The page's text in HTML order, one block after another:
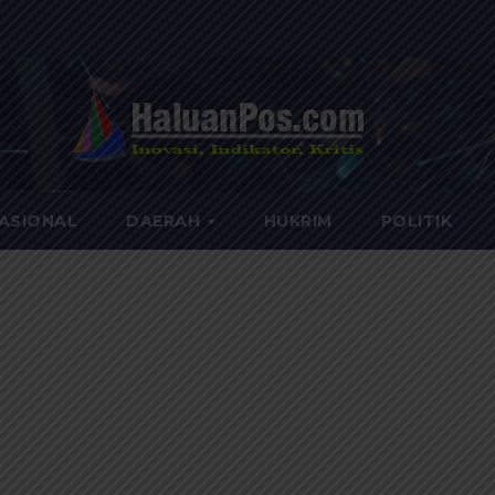
DAERAH HUKRIM POLITIK